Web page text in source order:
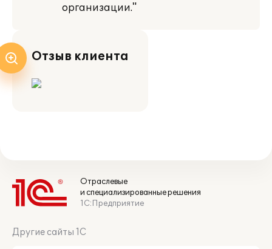
организации."
Отзыв клиента
Отраслевые
и специализированные решения
1С:Предприятие
Другие сайты 1С